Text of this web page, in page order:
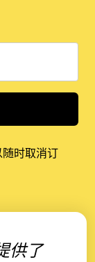
时取消订
供了